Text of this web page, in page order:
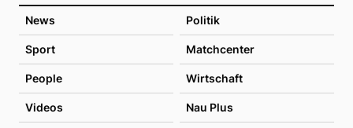
News Politik
Sport Matchcenter
People Wirtschaft
Videos Nau Plus